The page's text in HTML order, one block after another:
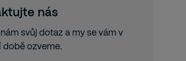
nás
svůj dotaz a my se vám v
době ozveme.